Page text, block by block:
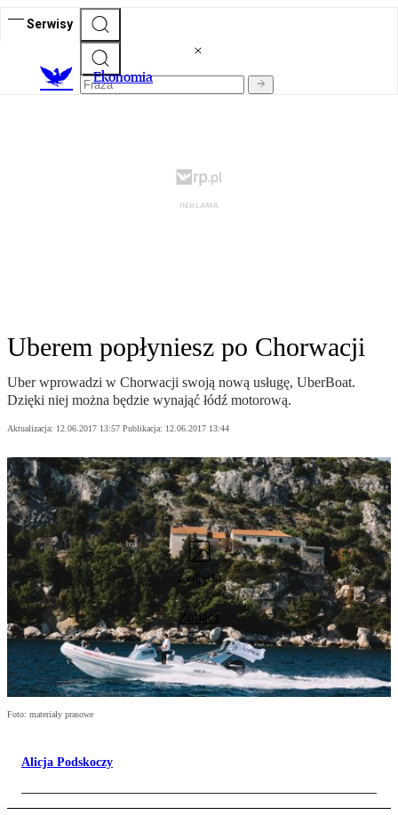
Serwisy
Ekonomia
Uberem popłyniesz po Chorwacji
Uber wprowadzi w Chorwacji swoją nową usługę, UberBoat.
Dzięki niej można będzie wynająć łódź motorową.
Aktualizacja: 12.06.2017 13:57 Publikacja: 12.06.2017 13:44
2 zdjęcia
Zobacz
Foto: materiały prasowe
Alicja Podskoczy